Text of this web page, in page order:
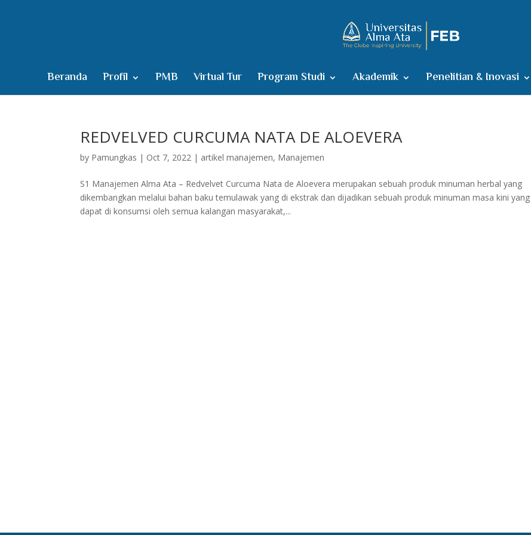
Beranda Profil PMB Virtual Tur Program Studi Akademik Penelitian & Inovasi
REDVELVED CURCUMA NATA DE ALOEVERA
by Pamungkas | Oct 7, 2022 | artikel manajemen, Manajemen
S1 Manajemen Alma Ata – Redvelvet Curcuma Nata de Aloevera merupakan sebuah produk minuman herbal yang
dikembangkan melalui bahan baku temulawak yang di ekstrak dan dijadikan sebuah produk minuman masa kini yang
dapat di konsumsi oleh semua kalangan masyarakat,...